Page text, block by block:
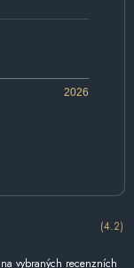
2026
(4.2)
vybraných recenzních